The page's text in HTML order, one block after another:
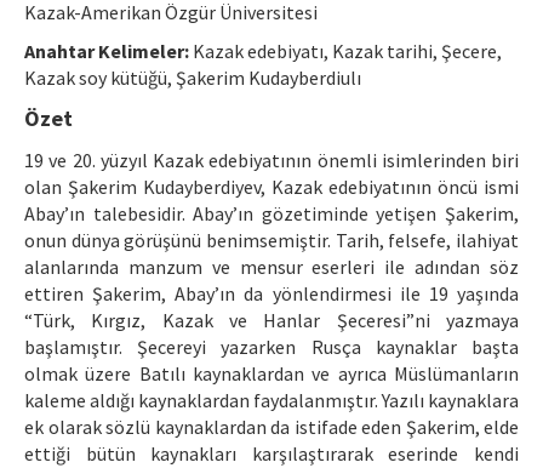
Manuscript Submission
ISSN: 1301-0077 · e-ISSN: 2651-5091
Kazak-Amerikan Özgür Üniversitesi
Anahtar Kelimeler: Kazak edebiyatı, Kazak tarihi, Şecere,
Kazak soy kütüğü, Şakerim Kudayberdiulı
Özet
19 ve 20. yüzyıl Kazak edebiyatının önemli isimlerinden biri
olan Şakerim Kudayberdiyev, Kazak edebiyatının öncü ismi
Abay’ın talebesidir. Abay’ın gözetiminde yetişen Şakerim,
onun dünya görüşünü benimsemiştir. Tarih, felsefe, ilahiyat
alanlarında manzum ve mensur eserleri ile adından söz
ettiren Şakerim, Abay’ın da yönlendirmesi ile 19 yaşında
“Türk, Kırgız, Kazak ve Hanlar Şeceresi”ni yazmaya
başlamıştır. Şecereyi yazarken Rusça kaynaklar başta
olmak üzere Batılı kaynaklardan ve ayrıca Müslümanların
kaleme aldığı kaynaklardan faydalanmıştır. Yazılı kaynaklara
ek olarak sözlü kaynaklardan da istifade eden Şakerim, elde
ettiği bütün kaynakları karşılaştırarak eserinde kendi